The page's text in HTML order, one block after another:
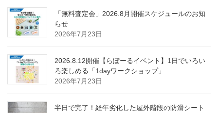
「無料査定会」2026.8月開催スケジュールのお知
らせ
2026年7月23日
2026.8.12開催【らぽーるイベント】1日でいろい
ろ楽しめる「1dayワークショップ」
2026年7月23日
半日で完了！経年劣化した屋外階段の防滑シート